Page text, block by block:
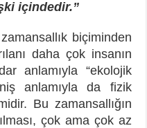
içindedir.”
biçiminden
daha çok insanın
anlamıyla “ekolojik
anlamıyla da fizik
Bu zamansallığın
çok ama çok az